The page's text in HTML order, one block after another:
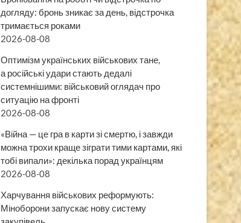
догляду: бронь зникає за день, відстрочка
тримається роками
2026-08-08
Оптимізм українських військових тане,
а російські удари стають дедалі
системнішими: військовий оглядач про
ситуацію на фронті
2026-08-08
«Війна — це гра в карти зі смертю, і завжди
можна трохи краще зіграти тими картами, які
тобі випали»: декілька порад українцям
2026-08-08
Харчування військових реформують:
Міноборони запускає нову систему